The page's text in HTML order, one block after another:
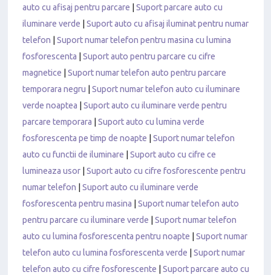
auto cu afisaj pentru parcare
Suport parcare auto cu
iluminare verde
Suport auto cu afisaj iluminat pentru numar
telefon
Suport numar telefon pentru masina cu lumina
fosforescenta
Suport auto pentru parcare cu cifre
magnetice
Suport numar telefon auto pentru parcare
temporara negru
Suport numar telefon auto cu iluminare
verde noaptea
Suport auto cu iluminare verde pentru
parcare temporara
Suport auto cu lumina verde
fosforescenta pe timp de noapte
Suport numar telefon
auto cu functii de iluminare
Suport auto cu cifre ce
lumineaza usor
Suport auto cu cifre fosforescente pentru
numar telefon
Suport auto cu iluminare verde
fosforescenta pentru masina
Suport numar telefon auto
pentru parcare cu iluminare verde
Suport numar telefon
auto cu lumina fosforescenta pentru noapte
Suport numar
telefon auto cu lumina fosforescenta verde
Suport numar
telefon auto cu cifre fosforescente
Suport parcare auto cu